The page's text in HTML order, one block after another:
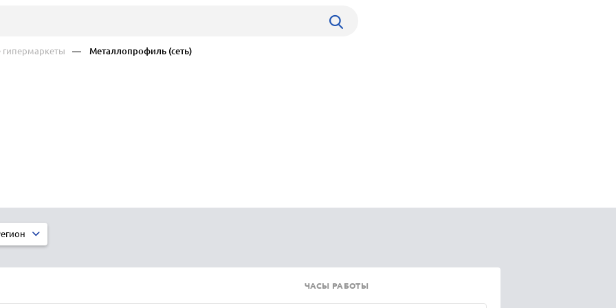
— Металлопрофиль (сеть)
ЧАСЫ РАБОТЫ